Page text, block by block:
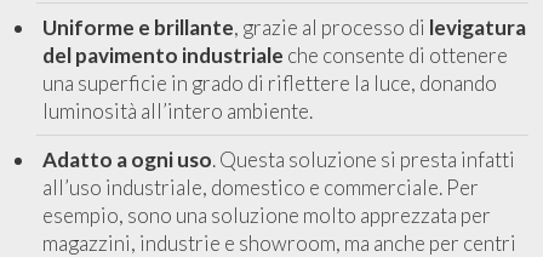
Uniforme e brillante, grazie al processo di levigatura
del pavimento industriale che consente di ottenere
una superficie in grado di riflettere la luce, donando
luminosità all’intero ambiente.
Adatto a ogni uso. Questa soluzione si presta infatti
all’uso industriale, domestico e commerciale. Per
esempio, sono una soluzione molto apprezzata per
magazzini, industrie e showroom, ma anche per centri